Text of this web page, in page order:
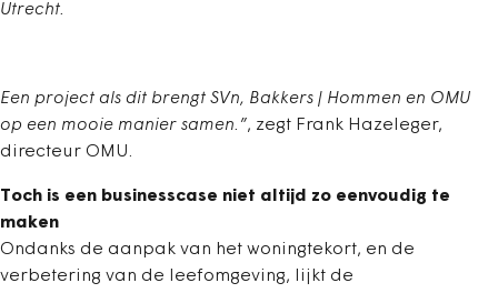
Utrecht.
Een project als dit brengt SVn, Bakkers | Hommen en OMU
op een mooie manier samen.”, zegt Frank Hazeleger,
directeur OMU.
Toch is een businesscase niet altijd zo eenvoudig te
maken
Ondanks de aanpak van het woningtekort, en de
verbetering van de leefomgeving, lijkt de